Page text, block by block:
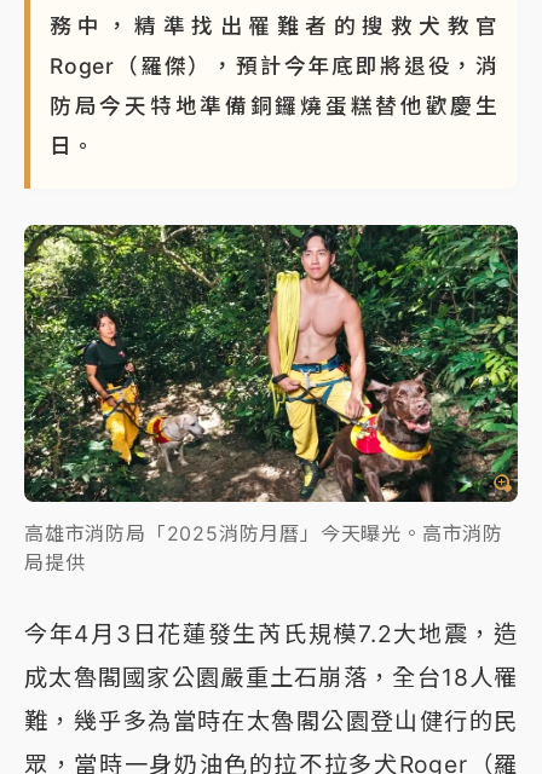
務中，精準找出罹難者的搜救犬教官
Roger（羅傑），預計今年底即將退役，消
防局今天特地準備銅鑼燒蛋糕替他歡慶生
日。
高雄市消防局「2025消防月曆」今天曝光。高市消防
局提供
今年4月3日花蓮發生芮氏規模7.2大地震，造
成太魯閣國家公園嚴重土石崩落，全台18人罹
難，幾乎多為當時在太魯閣公園登山健行的民
眾，當時一身奶油色的拉不拉多犬Roger（羅